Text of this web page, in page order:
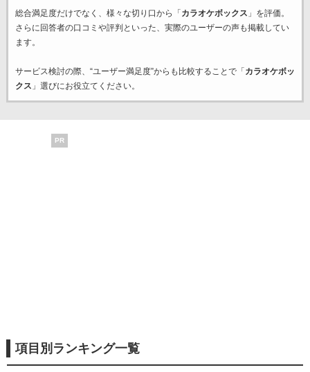
総合満足度だけでなく、様々な切り口から「 カラオケボックス 」を評価。
さらに回答者の口コミや評判といった、実際のユーザーの声も掲載してい
ます。
サービス検討の際、“ユーザー満足度”からも比較することで「 カラオケボッ
クス 」選びにお役立てください。
PR
項目別ランキング一覧